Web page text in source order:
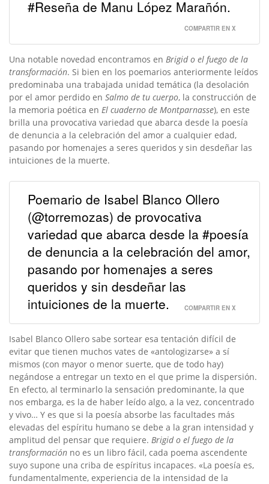
#Reseña de Manu López Marañón.
COMPARTIR EN X
Una notable novedad encontramos en Brigid o el fuego de la
transformación. Si bien en los poemarios anteriormente leídos
predominaba una trabajada unidad temática (la desolación
por el amor perdido en Salmo de tu cuerpo, la construcción de
la memoria poética en El cuaderno de Montparnasse), en este
brilla una provocativa variedad que abarca desde la poesía
de denuncia a la celebración del amor a cualquier edad,
pasando por homenajes a seres queridos y sin desdeñar las
intuiciones de la muerte.
Poemario de Isabel Blanco Ollero
(@torremozas) de provocativa
variedad que abarca desde la #poesía
de denuncia a la celebración del amor,
pasando por homenajes a seres
queridos y sin desdeñar las
intuiciones de la muerte.
COMPARTIR EN X
Isabel Blanco Ollero sabe sortear esa tentación difícil de
evitar que tienen muchos vates de «antologizarse» a sí
mismos (con mayor o menor suerte, que de todo hay)
negándose a entregar un texto en el que prime la dispersión.
En efecto, al terminarlo la sensación predominante, la que
nos embarga, es la de haber leído algo, a la vez, concentrado
y vivo… Y es que si la poesía absorbe las facultades más
elevadas del espíritu humano se debe a la gran intensidad y
amplitud del pensar que requiere. Brigid o el fuego de la
transformación no es un libro fácil, cada poema ascendente
suyo supone una criba de espíritus incapaces. «La poesía es,
fundamentalmente, experiencia de la intensidad de la